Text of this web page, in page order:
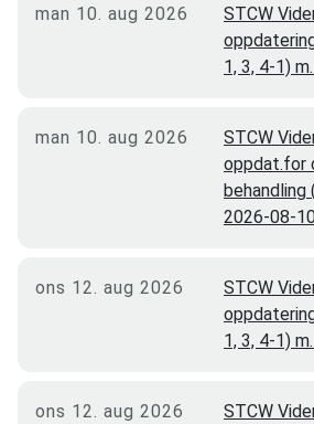
man 10. aug 2026
STCW
1, 3, 4-1)
man 10. aug 2026
STCW
oppdat.for
2026-08-
ons 12. aug 2026
STCW
1, 3, 4-1)
ons 12. aug 2026 STCW